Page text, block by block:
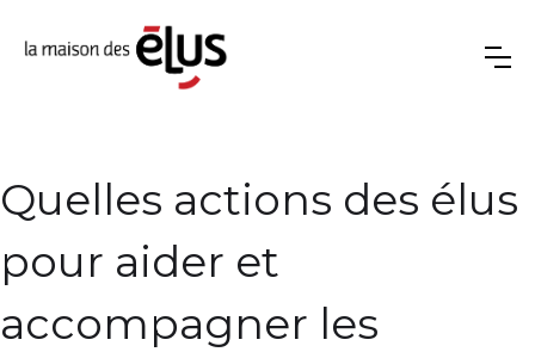
Quelles actions des élus
pour aider et
accompagner les